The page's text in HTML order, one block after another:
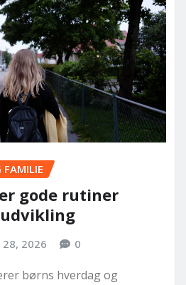
FAMILIE
gode rutiner
28, 2026 0
børns hverdag og